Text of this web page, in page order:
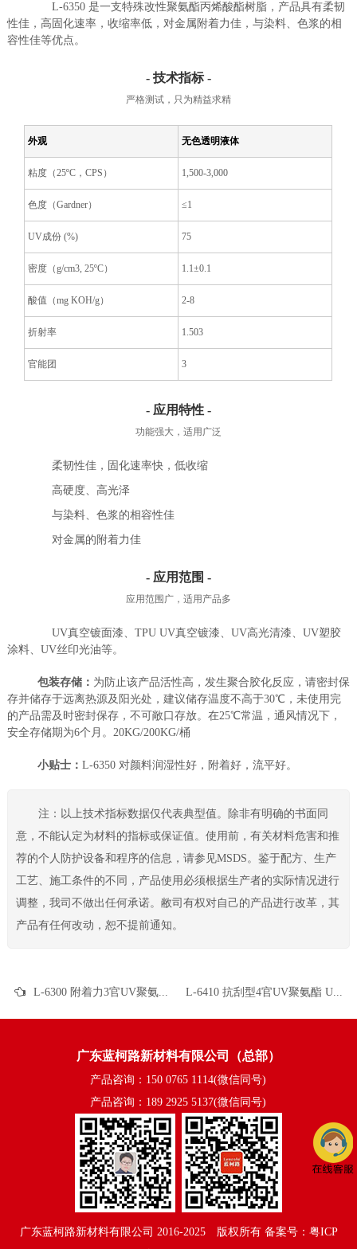
L-6350 是一支特殊改性聚氨酯丙烯酸酯树脂，产品具有柔韧
性佳，高固化速率，收缩率低，对金属附着力佳，与染料、色浆的相
容性佳等优点。
- 技术指标 -
严格测试，只为精益求精
外观 无色透明液体
粘度（25ºC，CPS） 1,500-3,000
色度（Gardner） ≤1
UV成份 (%) 75
密度（g/cm3 , 25ºC） 1.1±0.1
酸值（mg KOH/g） 2-8
折射率 1.503
官能团 3
- 应用特性 -
功能强大，适用广泛
柔韧性佳，固化速率快，低收缩
高硬度、高光泽
与染料、色浆的相容性佳
对金属的附着力佳
- 应用范围 -
应用范围广，适用产品多
UV真空镀面漆、TPU UV真空镀漆、UV高光清漆、UV塑胶
涂料、UV丝印光油等。
包装存储： 为防止该产品活性高，发生聚合胶化反应，请密封保
存并储存于远离热源及阳光处，建议储存温度不高于30℃，未使用完
的产品需及时密封保存，不可敞口存放。在25℃常温，通风情况下，
安全存储期为6个月。20KG/200KG/桶
小贴士： L-6350 对颜料润湿性好，附着好，流平好。
注：以上技术指标数据仅代表典型值。除非有明确的书面同
意，不能认定为材料的指标或保证值。使用前，有关材料危害和推
荐的个人防护设备和程序的信息，请参见MSDS。鉴于配方、生产
工艺、施工条件的不同，产品使用必须根据生产者的实际情况进行
调整，我司不做出任何承诺。敝司有权对自己的产品进行改革，其
产品有任何改动，恕不提前通知。
L-6410 抗刮型4官UV聚氨酯 UV真空镀面漆 一涂加色UV UV丝印光油 金属UV UV油墨
广东蓝柯路新材料有限公司（总部）
产品咨询：150 0765 1114(微信同号)
产品咨询：189 2925 5137(微信同号)
广东蓝柯路新材料有限公司 2016-2025©版权所有 备案号：粤ICP